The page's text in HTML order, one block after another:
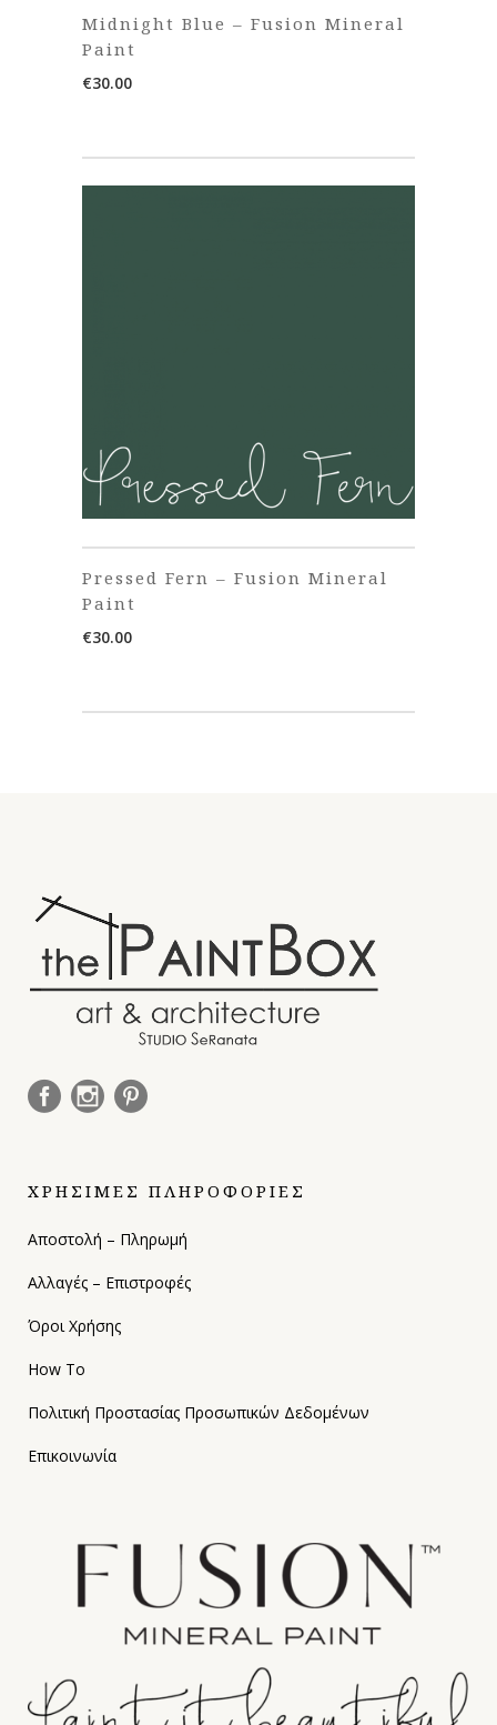
Midnight Blue – Fusion Mineral
Paint
€30.00
Pressed Fern – Fusion Mineral
Paint
€30.00
ΧΡΗΣΙΜΕΣ ΠΛΗΡΟΦΟΡΙΕΣ
Αποστολή – Πληρωμή
Αλλαγές – Επιστροφές
Όροι Χρήσης
How To
Πολιτική Προστασίας Προσωπικών Δεδομένων
Επικοινωνία